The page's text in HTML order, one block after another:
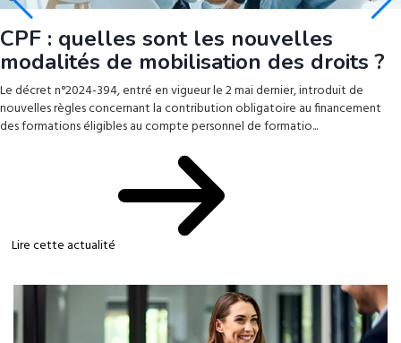
CPF : quelles sont les nouvelles
modalités de mobilisation des droits ?
Le décret n°2024-394, entré en vigueur le 2 mai dernier, introduit de
nouvelles règles concernant la contribution obligatoire au financement
des formations éligibles au compte personnel de formatio...
Lire cette actualité